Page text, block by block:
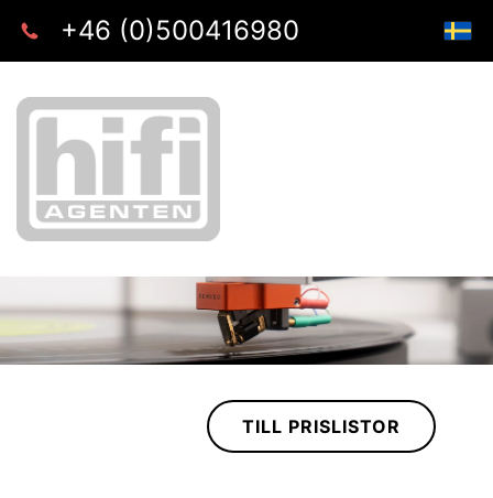
+46 (0)500416980
TILL PRISLISTOR